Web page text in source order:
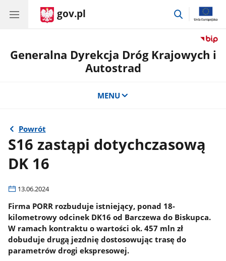
gov.pl
przejdź
Generalna Dyrekcja Dróg Krajowych i
Autostrad
MENU
Powrót
S16 zastąpi dotychczasową
DK 16
13.06.2024
Firma PORR rozbuduje istniejący, ponad 18-
kilometrowy odcinek DK16 od Barczewa do Biskupca.
W ramach kontraktu o wartości ok. 457 mln zł
dobuduje drugą jezdnię dostosowując trasę do
parametrów drogi ekspresowej.